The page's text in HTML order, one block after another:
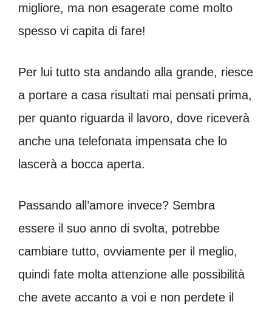
migliore, ma non esagerate come molto
spesso vi capita di fare!
Per lui tutto sta andando alla grande, riesce
a portare a casa risultati mai pensati prima,
per quanto riguarda il lavoro, dove riceverà
anche una telefonata impensata che lo
lascerà a bocca aperta.
Passando all’amore invece? Sembra
essere il suo anno di svolta, potrebbe
cambiare tutto, ovviamente per il meglio,
quindi fate molta attenzione alle possibilità
che avete accanto a voi e non perdete il